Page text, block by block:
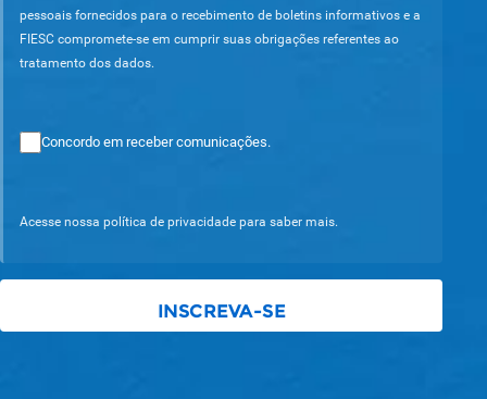
pessoais fornecidos para o recebimento de boletins informativos e a
FIESC compromete-se em cumprir suas obrigações referentes ao
tratamento dos dados.
Concordo em receber comunicações.
Acesse nossa política de privacidade para saber mais.